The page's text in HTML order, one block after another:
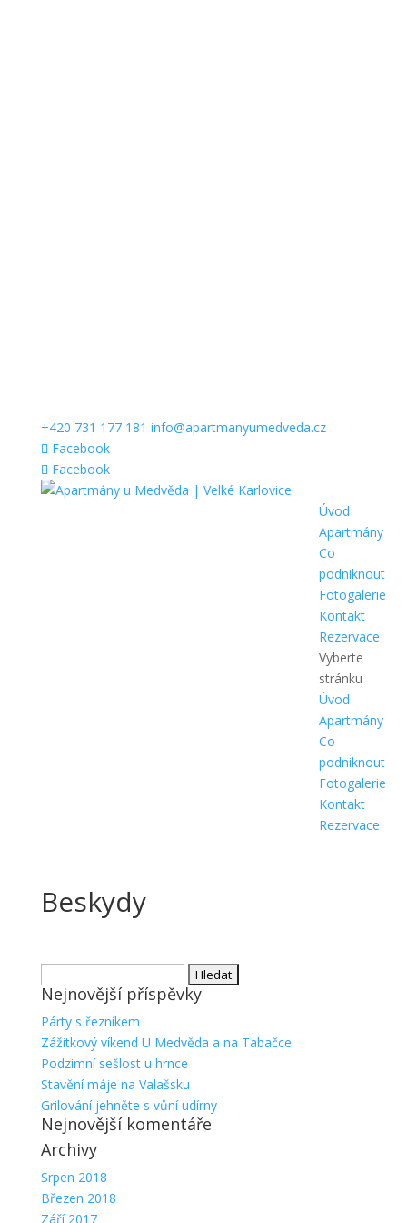
+420 731 177 181 info@apartmanyumedveda.cz
Facebook
Facebook
Úvod
Apartmány
Co
podniknout
Fotogalerie
Kontakt
Rezervace
Vyberte
stránku
Úvod
Apartmány
Co
podniknout
Fotogalerie
Kontakt
Rezervace
Beskydy
Nejnovější příspěvky
Párty s řezníkem
Zážitkový víkend U Medvěda a na Tabačce
Podzimní sešlost u hrnce
Stavění máje na Valašsku
Grilování jehněte s vůní udírny
Nejnovější komentáře
Archivy
Srpen 2018
Březen 2018
Září 2017